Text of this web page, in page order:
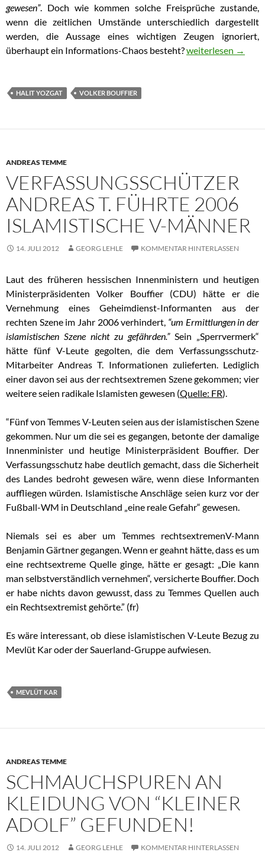
gewesen”. Doch wie kommen solche Freisprüche zustande,
wenn die zeitlichen Umstände unterschiedlich dargestellt
werden, die Aussage eines wichtigen Zeugen ignoriert,
überhaupt ein Informations-Chaos besteht?Rekonstruktion
weiterlesen →
HALIT YOZGAT VOLKER BOUFFIER
ANDREAS TEMME
VERFASSUNGSSCHÜTZER
ANDREAS T. FÜHRTE 2006
ISLAMISTISCHE V-MÄNNER
14. JULI 2012 GEORG LEHLE KOMMENTAR HINTERLASSEN
Laut des früheren hessischen Innenministern und heutigen
Ministerpräsidenten Volker Bouffier (CDU) hätte er die
Vernehmung eines Geheimdienst-Informanten aus der
rechten Szene im Jahr 2006 verhindert, “um Ermittlungen in der
islamistischen Szene nicht zu gefährden.”Sein „Sperrvermerk“
hätte fünf V-Leute gegolten, die dem Verfassungsschutz-
Mitarbeiter Andreas T. Informationen zulieferten. Lediglich
einer davon sei aus der rechtsextremen Szene gekommen; vier
weitere seien radikale Islamisten gewesen (Quelle: FR).
“Fünf von Temmes V-Leuten seien aus der islamistischen Szene
gekommen. Nur um die sei es gegangen, betonte der damalige
Innenminister und heutige Ministerpräsident Bouffier. Der
Verfassungsschutz habe deutlich gemacht, dass die Sicherheit
des Landes bedroht gewesen wäre, wenn diese Informanten
auffliegen würden. Islamistische Anschläge seien kurz vor der
Fußball-WM in Deutschland „eine reale Gefahr“ gewesen.
Niemals sei es aber um Temmes rechtsextremenV-Mann
Benjamin Gärtner gegangen. Wenn er geahnt hätte, dass es um
eine rechtsextreme Quelle ginge, hätte er gesagt: „Die kann
man selbstverständlich vernehmen“, versicherte Bouffier. Doch
er habe nichts davon gewusst, dass zu Temmes Quellen auch
ein Rechtsextremist gehörte.” (fr)
Es wäre interessant, ob diese islamistischen V-Leute Bezug zu
Mevlüt Kar oder der Sauerland-Gruppe aufwiesen.
MEVLÜT KAR
ANDREAS TEMME
SCHMAUCHSPUREN AN
KLEIDUNG VON “KLEINER
ADOLF” GEFUNDEN!
14. JULI 2012 GEORG LEHLE KOMMENTAR HINTERLASSEN